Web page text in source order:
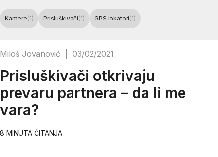
Kamere(1) Prisluškivači(1) GPS lokatori(1)
Miloš Jovanović 03/02/2021
Prisluškivači otkrivaju
prevaru partnera – da li me
vara?
8 MINUTA ČITANJA